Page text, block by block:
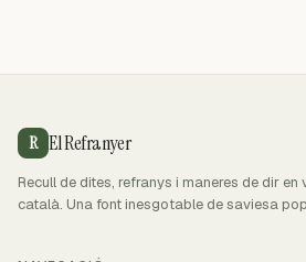
R El Refranyer
Recull de dites, refranys i maneres de dir en
català. Una font inesgotable de saviesa